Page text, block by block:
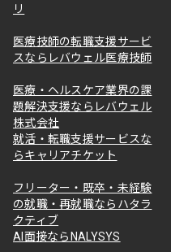
リ
医療技師の転職支援サービ
スならレバウェル医療技師
医療・ヘルスケア業界の課
題解決支援ならレバウェル
株式会社
就活・転職支援サービスな
らキャリアチケット
フリーター・既卒・未経験
の就職・再就職ならハタラ
クティブ
AI面接ならNALYSYS